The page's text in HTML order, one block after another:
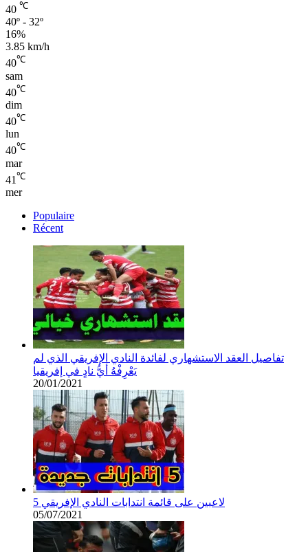
40 ℃
40º - 32º
16%
3.85 km/h
40℃
sam
40℃
dim
40℃
lun
40℃
mar
41 ℃
mer
Populaire
Récent
تفاصيل العقد الاستشهاري لفائدة النادي الإفريقي الذي لم
يَعْرِفْهُ أيُّ نادٍ في إفريقيا
20/01/2021
5 لاعبين على قائمة انتدابات النادي الإفريقي
05/07/2021